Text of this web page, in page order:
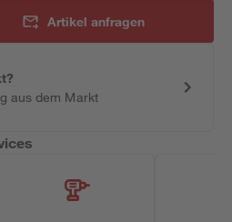
Artikel anfragen
aus dem Markt